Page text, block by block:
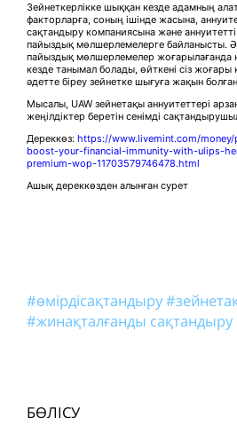
Зейнеткерлікке шыққан кезде адамның
факторларға, соның ішінде жасына,
сақтандыру компаниясына және аннуитетті
пайыздық мөлшерлемелерге байланысты.
пайыздық мөлшерлемелер жоғарылағанда
кезде танымал болады, өйткені сіз жоғары
әдетте біреу зейнетке шығуға жақын
Мысалы, UAW зейнетақы аннуитеттері
жеңілдіктер беретін сенімді
Дереккөз: https://www.livemint.com/
boost-your-financial-immunity-with-ulips-
premium-wop-11703579746478.html
Ашық дереккөзден алынған сурет
#өмірдісақтандыру
#жинақталғанды сақтандыру
БӨЛІСУ